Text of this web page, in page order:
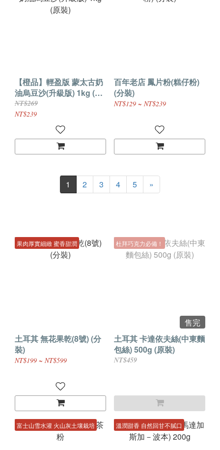
【橙品】輕盈版 蒙太古奶
油烏豆沙(升級版) 1kg (原
裝)
NT$269
NT$239
百年老店 鳳片粉(糕仔粉)
(分裝)
NT$129 ~ NT$239
1 2 3 4 5 »
果肉厚實細緻 蜜香甜潤
土耳其 無花果乾(8號) (分
裝)
NT$199 ~ NT$599
杜拜巧克力必備！
售完
土耳其 卡達依夫絲(中東麵
包絲) 500g (原裝)
NT$459
富士山雪水灌 火山灰土壤栽培 溫潤甜香 自然回甘不膩口